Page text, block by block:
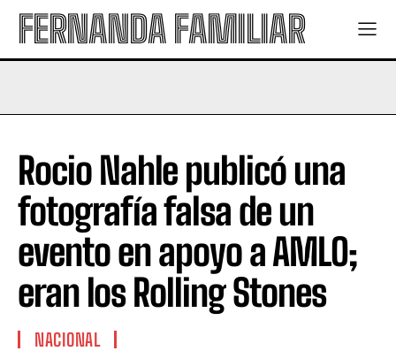
FERNANDA FAMILIAR
Rocio Nahle publicó una
fotografía falsa de un
evento en apoyo a AMLO;
eran los Rolling Stones
NACIONAL